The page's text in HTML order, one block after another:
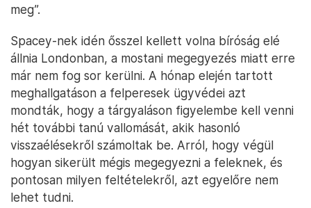
meg”.
Spacey-nek idén ősszel kellett volna bíróság elé
állnia Londonban, a mostani megegyezés miatt erre
már nem fog sor kerülni. A hónap elején tartott
meghallgatáson a felperesek ügyvédei azt
mondták, hogy a tárgyaláson figyelembe kell venni
hét további tanú vallomását, akik hasonló
visszaélésekről számoltak be. Arról, hogy végül
hogyan sikerült mégis megegyezni a feleknek, és
pontosan milyen feltételekről, azt egyelőre nem
lehet tudni.